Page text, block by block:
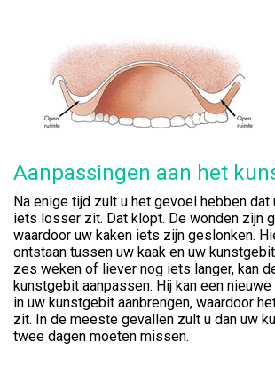
Aanpassingen aan het
Na enige tijd zult u het gevoel hebben
iets losser zit. Dat klopt. De wonden zijn
waardoor uw kaken iets zijn geslonken.
ontstaan tussen uw kaak en uw
zes weken of liever nog iets langer, kan
kunstgebit aanpassen. Hij kan een nieuwe
in uw kunstgebit aanbrengen, waardoor
zit. In de meeste gevallen zult u dan uw
twee dagen moeten missen.